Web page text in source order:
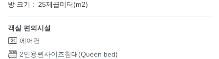
방 크기 : 25제곱미터(m2)
객실 편의시설
에어컨
2인용퀸사이즈침대(Queen bed)